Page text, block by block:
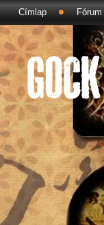
Címlap Fórum